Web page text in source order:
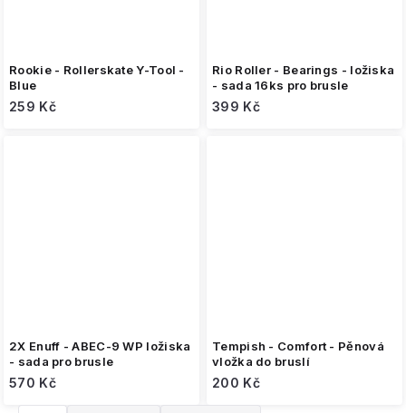
Rookie - Rollerskate Y-Tool -
Blue
259 Kč
Rio Roller - Bearings - ložiska
- sada 16ks pro brusle
399 Kč
2X Enuff - ABEC-9 WP ložiska
- sada pro brusle
570 Kč
Tempish - Comfort - Pěnová
vložka do bruslí
200 Kč